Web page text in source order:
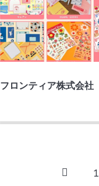
フロンティア株式会社
1